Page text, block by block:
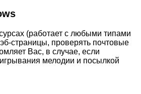
(работает с любыми типами
страницы, проверять почтовые
Вас, в случае, если
мелодии и посылкой